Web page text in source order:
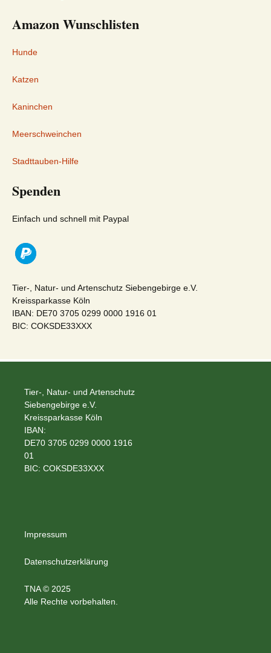
Amazon Wunschlisten
Hunde
Katzen
Kaninchen
Meerschweinchen
Stadttauben-Hilfe
Spenden
Einfach und schnell mit Paypal
Tier-, Natur- und Artenschutz Siebengebirge e.V.
Kreissparkasse Köln
IBAN: DE70 3705 0299 0000 1916 01
BIC: COKSDE33XXX
Tier-, Natur- und Artenschutz
Siebengebirge e.V.
Kreissparkasse Köln
IBAN:
DE70 3705 0299 0000 1916
01
BIC: COKSDE33XXX
Impressum
Datenschutzerklärung
TNA © 2025
Alle Rechte vorbehalten.